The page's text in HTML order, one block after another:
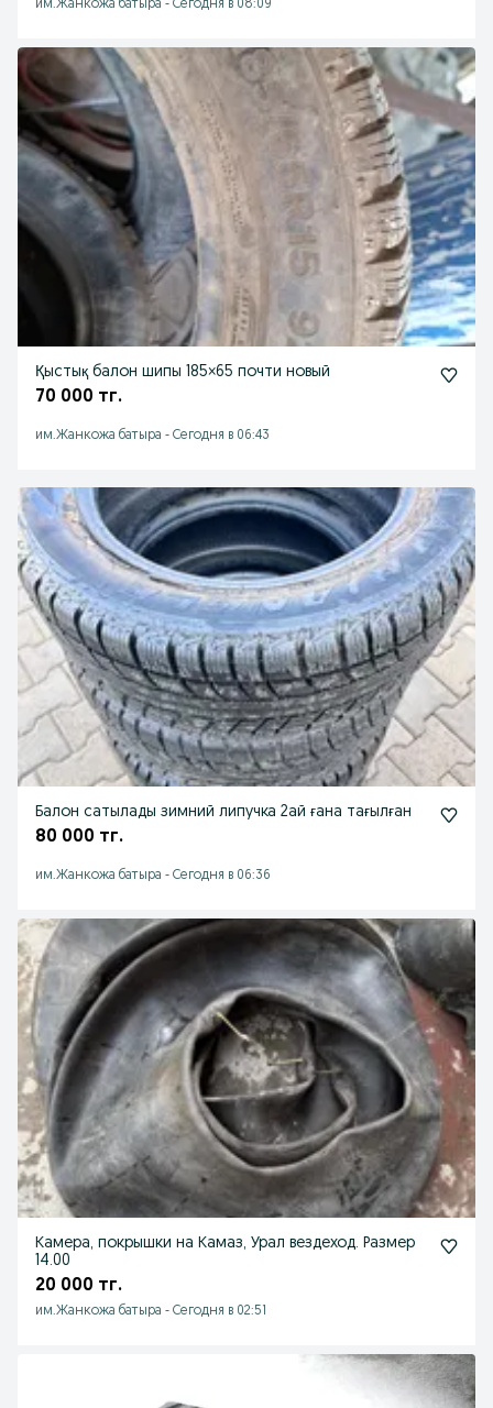
им.Жанкожа батыра - Сегодня в 08:09
Қыстық балон шипы 185×65 почти новый
70 000 тг.
им.Жанкожа батыра - Сегодня в 06:43
Балон сатылады зимний липучка 2ай ғана тағылған
80 000 тг.
им.Жанкожа батыра - Сегодня в 06:36
Камера, покрышки на Камаз, Урал вездеход. Размер
14.00
20 000 тг.
им.Жанкожа батыра - Сегодня в 02:51